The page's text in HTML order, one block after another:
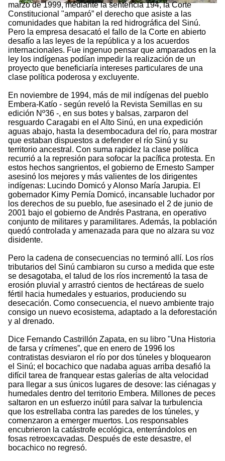
marzo de 1999, mediante la sentencia 194, la Corte
Constitucional "amparó” el derecho que asiste a las
comunidades que habitan la red hidrográfica del Sinú.
Pero la empresa desacató el fallo de la Corte en abierto
desafío a las leyes de la república y a los acuerdos
internacionales. Fue ingenuo pensar que amparados en la
ley los indígenas podían impedir la realización de un
proyecto que beneficiaría intereses particulares de una
clase política poderosa y excluyente.
En noviembre de 1994, más de mil indígenas del pueblo
Embera-Katío - según reveló la Revista Semillas en su
edición Nº36 -, en sus botes y balsas, zarparon del
resguardo Caragabi en el Alto Sinú, en una expedición
aguas abajo, hasta la desembocadura del río, para mostrar
que estaban dispuestos a defender el río Sinú y su
territorio ancestral. Con suma rapidez la clase política
recurrió a la represión para sofocar la pacífica protesta. En
estos hechos sangrientos, el gobierno de Ernesto Samper
asesinó los mejores y más valientes de los dirigentes
indígenas: Lucindo Domicó y Alonso María Jarupia. El
gobernador Kimy Pernía Domicó, incansable luchador por
los derechos de su pueblo, fue asesinado el 2 de junio de
2001 bajo el gobierno de Andrés Pastrana, en operativo
conjunto de militares y paramilitares. Además, la población
quedó controlada y amenazada para que no alzara su voz
disidente.
Pero la cadena de consecuencias no terminó allí. Los ríos
tributarios del Sinú cambiaron su curso a medida que este
se desagotaba, el talud de los ríos incrementó la tasa de
erosión pluvial y arrastró cientos de hectáreas de suelo
fértil hacia humedales y estuarios, produciendo su
desecación. Como consecuencia, el nuevo ambiente trajo
consigo un nuevo ecosistema, adaptado a la deforestación
y al drenado.
Dice Fernando Castrillón Zapata, en su libro "Una Historia
de farsa y crímenes”, que en enero de 1996 los
contratistas desviaron el río por dos túneles y bloquearon
el Sinú; el bocachico que nadaba aguas arriba desafió la
difícil tarea de franquear estas galerías de alta velocidad
para llegar a sus únicos lugares de desove: las ciénagas y
humedales dentro del territorio Embera. Millones de peces
saltaron en un esfuerzo inútil para salvar la turbulencia
que los estrellaba contra las paredes de los túneles, y
comenzaron a emerger muertos. Los responsables
encubrieron la catástrofe ecológica, enterrándolos en
fosas retroexcavadas. Después de este desastre, el
bocachico no regresó.